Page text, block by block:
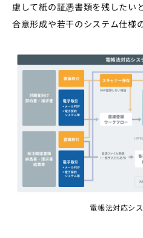
慮して紙の証憑書類を残したい
合意形成や若干のシステム仕様
電帳法対応シ